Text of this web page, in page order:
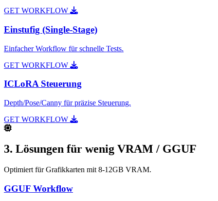
GET WORKFLOW
Einstufig (Single-Stage)
Einfacher Workflow für schnelle Tests.
GET WORKFLOW
ICLoRA Steuerung
Depth/Pose/Canny für präzise Steuerung.
GET WORKFLOW
3. Lösungen für wenig VRAM / GGUF
Optimiert für Grafikkarten mit 8-12GB VRAM.
GGUF Workflow